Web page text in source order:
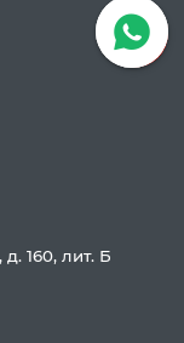
160, лит. Б